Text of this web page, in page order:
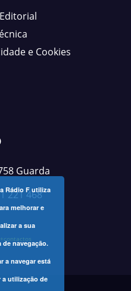
e Cookies
Guarda
221 468
+contactos
Rádio F utiliza
melhorar e
a sua
de navegação.
a navegar está
a utilização de